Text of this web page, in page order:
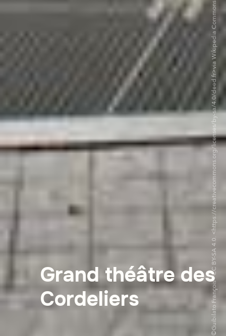
Grand théâtre des
Cordeliers
©Guibilato François - CC BY-SA 4.0. <https://creativecommons.org/licenses/by-sa/4.0/deed.fr>via Wikipedia Commons